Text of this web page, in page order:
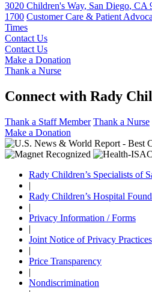
3020 Children's Way, San Diego, CA
1700 Customer Care & Patient
Times
Contact Us
Contact Us
Make a Donation
Thank a Nurse
Connect with Rady
Thank a Staff Member Thank a Nurse
Make a Donation
Rady Children’s Specialists of
|
Rady Children’s Hospital
|
Privacy Information / Forms
|
Joint Notice of Privacy Practices
|
Price Transparency
|
Nondiscrimination